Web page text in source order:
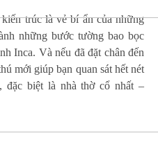
trúc là vẻ bí ẩn của những
những bước tường bao bọc
Inca. Và nếu đã đặt chân đến
mới giúp bạn quan sát hết nét
đặc biệt là nhà thờ cổ nhất –